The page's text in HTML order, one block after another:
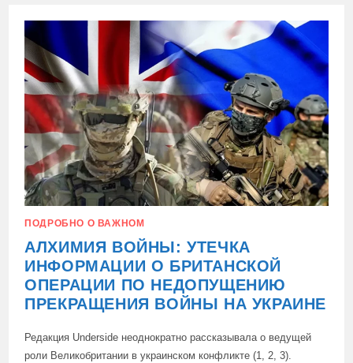
ЕВРОПЕЙСКИМИ
СПЕЦСЛУЖБАМИ
ГОТОВИТ
НАПАДЕНИЯ
ПОДРОБНО О ВАЖНОМ
АЛХИМИЯ ВОЙНЫ: УТЕЧКА
ИНФОРМАЦИИ О БРИТАНСКОЙ
ОПЕРАЦИИ ПО НЕДОПУЩЕНИЮ
ПРЕКРАЩЕНИЯ ВОЙНЫ НА УКРАИНЕ
Редакция Underside неоднократно рассказывала о ведущей
роли Великобритании в украинском конфликте (1, 2, 3).